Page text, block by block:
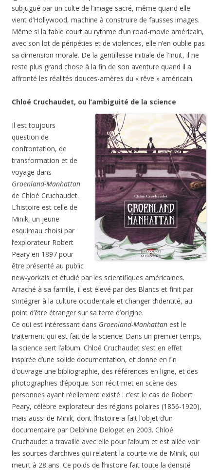
subjugué par un culte de l’image sacré, même quand elle
vient d’Hollywood, machine à construire de fausses images.
Même si la fable court au rythme d’un road-movie américain,
avec son lot de péripéties et de violences, elle n’en oublie pas
sa dimension morale. De la gentillesse initiale de l’Inuit, il ne
reste plus grand chose à la fin de son aventure quand il a
affronté les réalités douces-amères du « rêve » américain.
Chloé Cruchaudet, ou l’ambiguité de la science
Il est toujours
question de
confrontation, de
transformation et de
voyage dans
Groenland-Manhattan
de Chloé Cruchaudet.
L’histoire est celle de
Minik, un jeune
esquimau choisi par
l’explorateur Robert
Peary en 1897 pour
être présenté au public
new-yorkais et étudié par les scientifiques américaines.
Arraché à sa famille, il est élevé par des Blancs et finit par
s’intégrer à la culture occidentale et changer d’identité, au
point d’être étranger sur sa terre d’origine.
Ce qui est intéressant dans Groenland-Manhattan est le
traitement qui est fait de la science. Dans un premier temps,
la science sert l’album. Chloé Cruchaudet s’est en effet
inspirée d’une solide documentation, et donne en fin
d’ouvrage une bibliographie, des références en ligne, et des
photographies d’époque. Son récit met en scène des
personnes ayant réellement existé : c’est le cas de Robert
Peary, célèbre explorateur des régions polaires (1856-1920),
mais aussi de Minik, dont l’histoire a fait l’objet d’un
documentaire par Delphine Deloget en 2003. Chloé
Cruchaudet a travaillé avec elle pour l’album et est allée voir
les sources d’archives qui relatent la courte vie de Minik, qui
meurt à 28 ans. Ce poids de l’histoire fait toute la densité